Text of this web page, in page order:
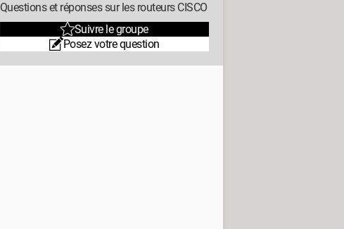
Questions et réponses sur les routeurs CISCO
Suivre le groupe
Posez votre question